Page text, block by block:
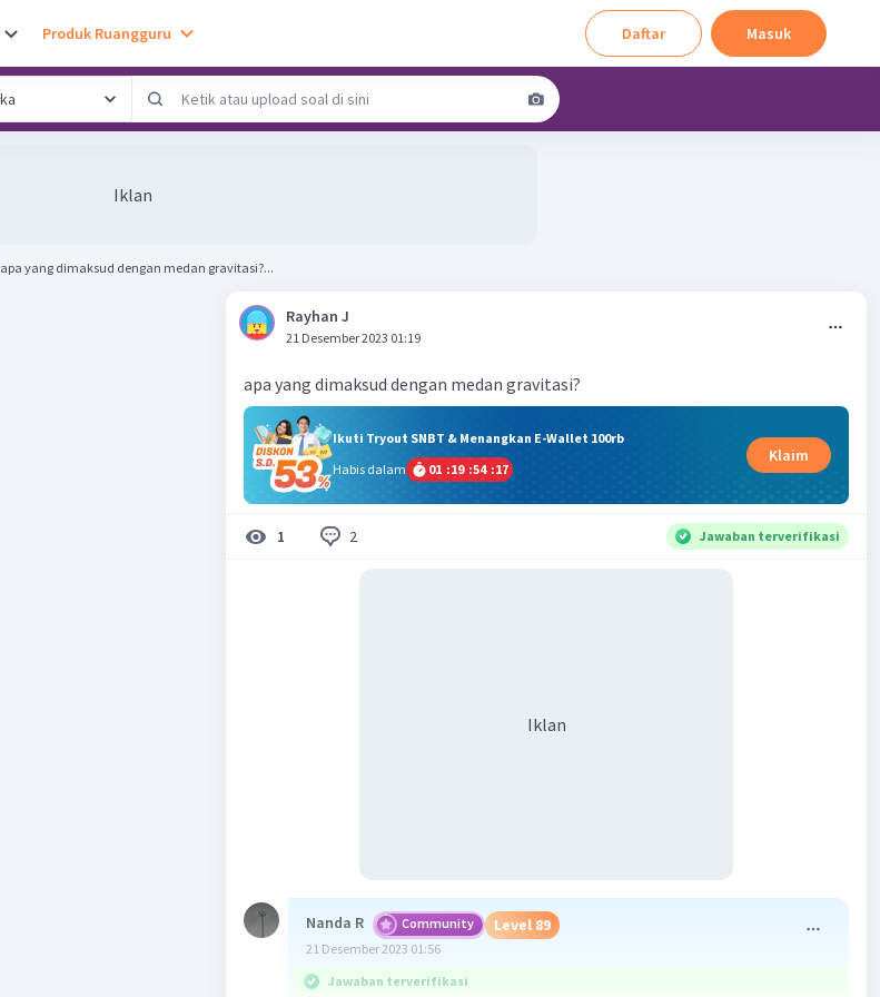
Produk Ruangguru Daftar Masuk
Iklan
apa yang dimaksud dengan medan gravitasi?...
Rayhan J
21 Desember 2023 01:19
apa yang dimaksud dengan medan gravitasi?
Ikuti Tryout SNBT & Menangkan E-Wallet 100rb
Habis dalam
01 :19 :54 :16
Klaim
1 2 Jawaban terverifikasi
Iklan
Nanda R Community Level 89
21 Desember 2023 01:56
Jawaban terverifikasi